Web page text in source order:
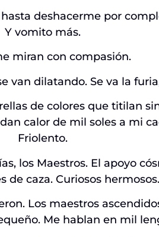
deshacerme por
Y vomito más.
miran con compasión.
van dilatando. Se va la
de colores que titilan
calor de mil soles a mi
Friolento.
los Maestros. El apoyo
de caza. Curiosos
Los maestros
Me hablan en mil